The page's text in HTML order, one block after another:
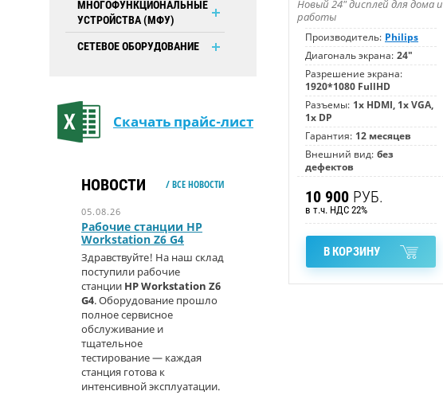
МНОГОФУНКЦИОНАЛЬНЫЕ
УСТРОЙСТВА (МФУ)
СЕТЕВОЕ ОБОРУДОВАНИЕ
Скачать прайс-лист
НОВОСТИ / ВСЕ НОВОСТИ
05.08.26
Рабочие станции HP
Workstation Z6 G4
Здравствуйте! На наш склад
поступили рабочие
станции HP Workstation Z6
G4. Оборудование прошло
полное сервисное
обслуживание и
тщательное
тестирование — каждая
станция готова к
интенсивной эксплуатации.
Новый 24" дисплей для дома и
работы
Производитель: Philips
Диагональ экрана: 24"
Разрешение экрана:
1920*1080 FullHD
Разъемы: 1x HDMI, 1x VGA,
1x DP
Гарантия: 12 месяцев
Внешний вид: без
дефектов
10 900 РУБ.
в т.ч. НДС 22%
В КОРЗИНУ